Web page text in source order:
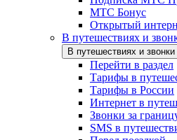
МТС Бонус
Открытый
В путешествиях и
В путешествиях и звонки
Перейти в раздел
Тарифы в
Тарифы в России
Интернет в
Звонки за
SMS в